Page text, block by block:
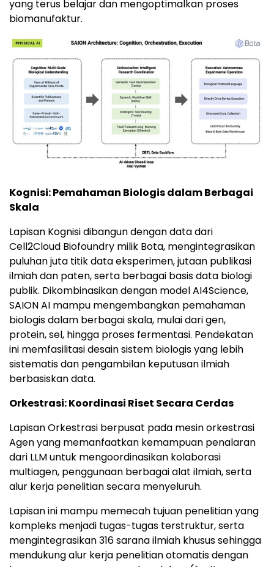
yang terus belajar dan mengoptimalkan proses
biomanufaktur.
Kognisi: Pemahaman Biologis dalam Berbagai
Skala
Lapisan Kognisi dibangun dengan data dari
Cell2Cloud Biofoundry milik Bota, mengintegrasikan
puluhan juta titik data eksperimen, jutaan publikasi
ilmiah dan paten, serta berbagai basis data biologi
publik. Dikombinasikan dengan model AI4Science,
SAION AI mampu mengembangkan pemahaman
biologis dalam berbagai skala, mulai dari gen,
protein, sel, hingga proses fermentasi. Pendekatan
ini memfasilitasi desain sistem biologis yang lebih
sistematis dan pengambilan keputusan ilmiah
berbasiskan data.
Orkestrasi: Koordinasi Riset Secara Cerdas
Lapisan Orkestrasi berpusat pada mesin orkestrasi
Agen yang memanfaatkan kemampuan penalaran
dari LLM untuk mengoordinasikan kolaborasi
multiagen, penggunaan berbagai alat ilmiah, serta
alur kerja penelitian secara menyeluruh.
Lapisan ini mampu memecah tujuan penelitian yang
kompleks menjadi tugas-tugas terstruktur, serta
mengintegrasikan 316 sarana ilmiah khusus sehingga
mendukung alur kerja penelitian otomatis dengan